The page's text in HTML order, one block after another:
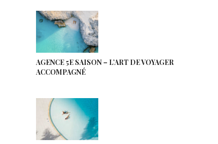
AGENCE 5E SAISON – L’ART DE VOYAGER
ACCOMPAGNÉ